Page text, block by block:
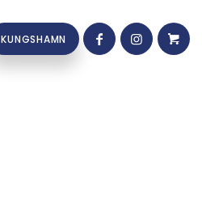
KUNGSHAMN